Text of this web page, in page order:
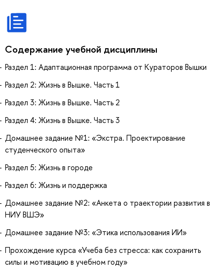
Содержание учебной дисциплины
Раздел 1: Адаптационная программа от Кураторов Вышки
Раздел 2: Жизнь в Вышке. Часть 1
Раздел 3: Жизнь в Вышке. Часть 2
Раздел 4: Жизнь в Вышке. Часть 3
Домашнее задание №1: «Экстра. Проектирование
студенческого опыта»
Раздел 5: Жизнь в городе
Раздел 6: Жизнь и поддержка
Домашнее задание №2: «Анкета о траектории развития в
НИУ ВШЭ»
Домашнее задание №3: «Этика использования ИИ»
Прохождение курса «Учеба без стресса: как сохранить
силы и мотивацию в учебном году»